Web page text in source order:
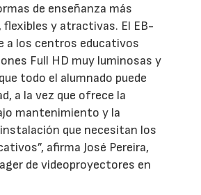
de enseñanza más
y atractivas. El EB-
a los centros educativos
Full HD muy luminosas y
todo el alumnado puede
a la vez que ofrece la
mantenimiento y la
que necesitan los
afirma José Pereira,
de videoproyectores en